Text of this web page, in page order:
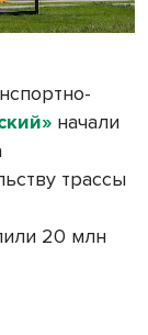
начали
трассы
20 млн